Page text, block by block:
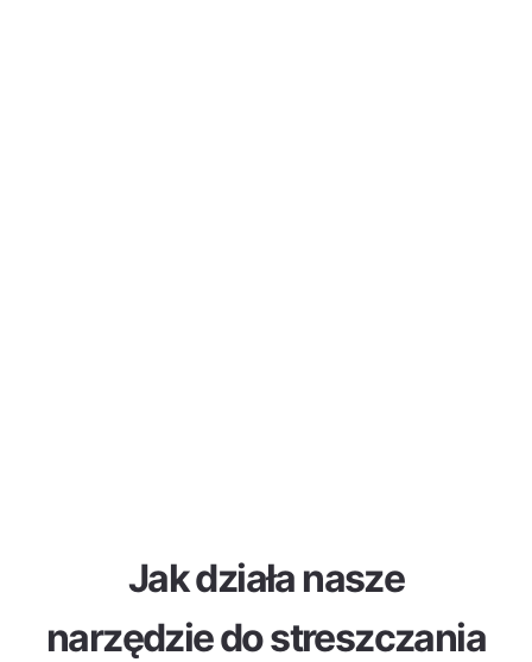
Jak działa nasze
narzędzie do streszczania